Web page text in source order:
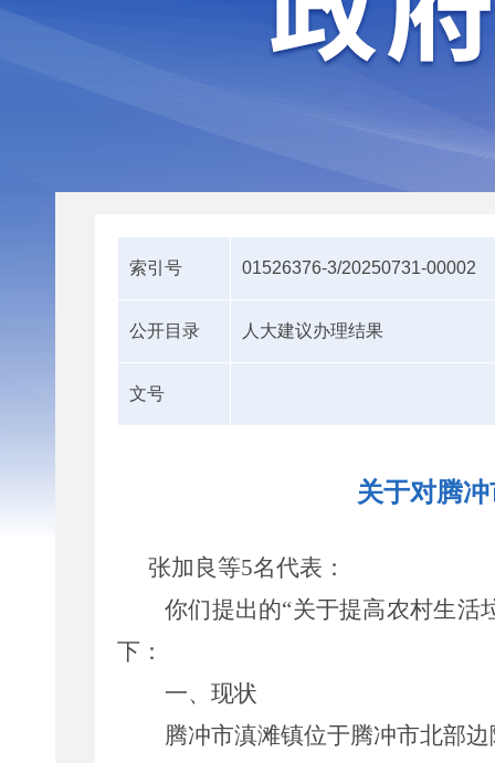
索引号 01526376-3/20250731-00002
公开目录 人大建议办理结果
文号
关于对腾
张加良等5名代表：
你们提出的“关于提高农村生活
下：
一、现状
腾冲市滇滩镇位于腾冲市北部